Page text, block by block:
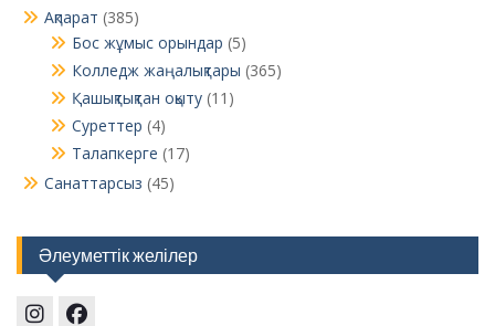
Ақпарат (385)
Бос жұмыс орындар (5)
Колледж жаңалықтары (365)
Қашықтықтан оқыту (11)
Суреттер (4)
Талапкерге (17)
Санаттарсыз (45)
Әлеуметтік желілер